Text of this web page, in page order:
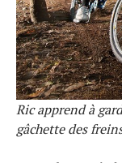
Ric apprend à
gâchette des
S
e
a
r
c
h
f
o
r
: